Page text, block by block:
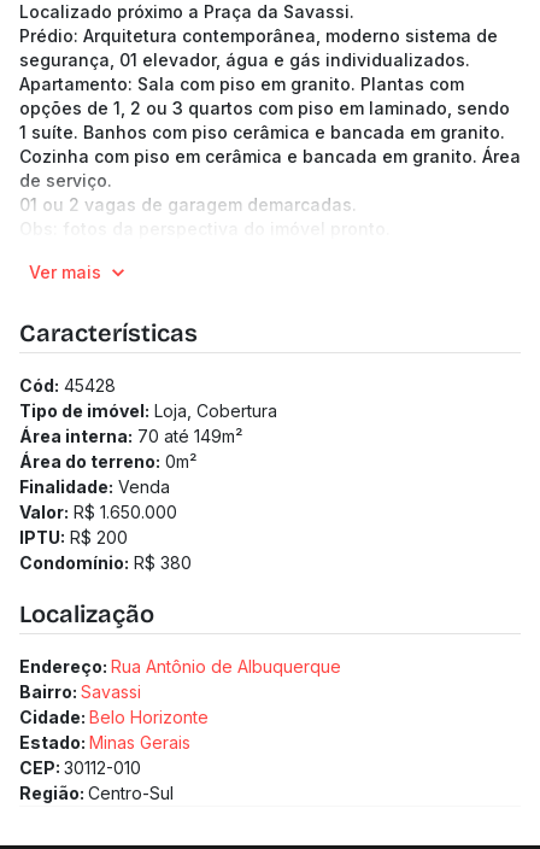
Localizado próximo a Praça da Savassi.
Prédio: Arquitetura contemporânea, moderno sistema de
segurança, 01 elevador, água e gás individualizados.
Apartamento: Sala com piso em granito. Plantas com
opções de 1, 2 ou 3 quartos com piso em laminado, sendo
1 suíte. Banhos com piso cerâmica e bancada em granito.
Cozinha com piso em cerâmica e bancada em granito. Área
de serviço.
01 ou 2 vagas de garagem demarcadas.
Obs: fotos da perspectiva do imóvel pronto.
--------------------------------------------------
Solicitamos a confirmação com nossa equipe).
Ver mais
Características
Cód: 45428
Tipo de imóvel: Loja, Cobertura
Área interna: 70 até 149m²
Área do terreno: 0m²
Finalidade: Venda
Valor: R$ 1.650.000
IPTU: R$ 200
Condomínio: R$ 380
Localização
Endereço: Rua Antônio de Albuquerque
Bairro: Savassi
Cidade: Belo Horizonte
Estado: Minas Gerais
CEP: 30112-010
Região: Centro-Sul